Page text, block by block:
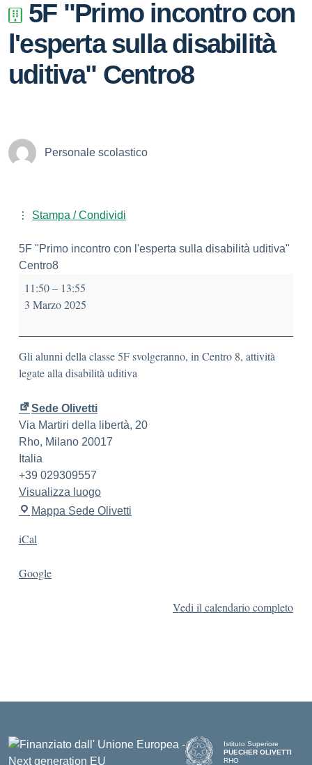
5F "Primo incontro con
l'esperta sulla disabilità
uditiva" Centro8
Personale scolastico
Stampa / Condividi
5F "Primo incontro con l'esperta sulla disabilità uditiva"
Centro8
11:50– 13:55
3 Marzo 2025
Gli alunni della classe 5F svolgeranno, in Centro 8, attività
legate alla disabilità uditiva
Sede Olivetti
Via Martiri della libertà, 20
Rho, Milano 20017
Italia
+39 029309557
Visualizza luogo
Mappa Sede Olivetti
iCal
Google
Vedi il calendario completo
Istituto Superiore
PUECHER OLIVETTI
RHO